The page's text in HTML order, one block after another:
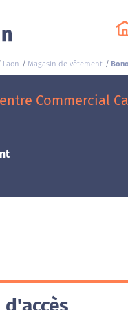
Laon Magasin de vêtement
Commercial